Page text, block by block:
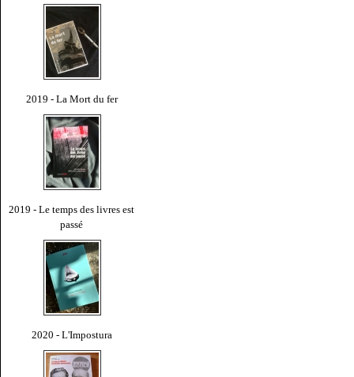
2019 - La Mort du fer
2019 - Le temps des livres est
passé
2020 - L'Impostura